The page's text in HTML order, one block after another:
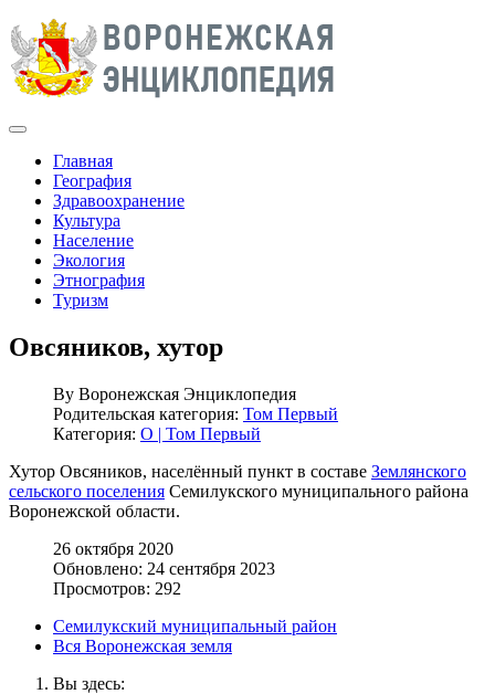
Главная
География
Здравоохранение
Культура
Население
Экология
Этнография
Туризм
Овсяников, хутор
By Воронежская Энциклопедия
Родительская категория: Том Первый
Категория: О | Том Первый
Хутор Овсяников, населённый пункт в составе Землянского
сельского поселения Семилукского муниципального района
Воронежской области.
26 октября 2020
Обновлено: 24 сентября 2023
Просмотров: 292
Семилукский муниципальный район
Вся Воронежская земля
Вы здесь: